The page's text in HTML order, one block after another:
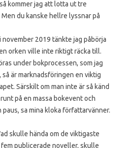
kommer jag att lotta ut tre
du kanske hellre lyssnar på
november 2019 tänkte jag påbörja
orken ville inte riktigt räcka till.
under bokprocessen, som jag
så är marknadsföringen en viktig
Särskilt om man inte är så känd
på en massa bokevent och
sa mina kloka författarvänner.
skulle hända om de viktigaste
fem publicerade noveller, skulle